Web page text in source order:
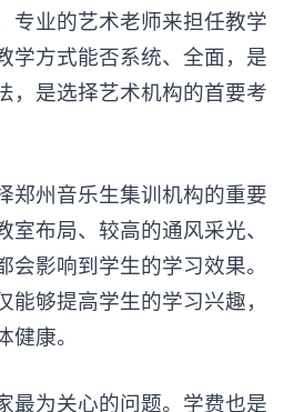
专业的艺术老师来担任教学
学方式能否系统、全面，是
，是选择艺术机构的首要考
州音乐生集训机构的重要
室布局、较高的通风采光、
影响到学生的学习效果。
能够提高学生的学习兴趣，
康。
为关心的问题。学费也是